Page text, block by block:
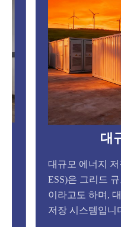
휴
휴대용 파워 스테
상시 전원 공급을
형 에너지 저장
공급 장치와는 달